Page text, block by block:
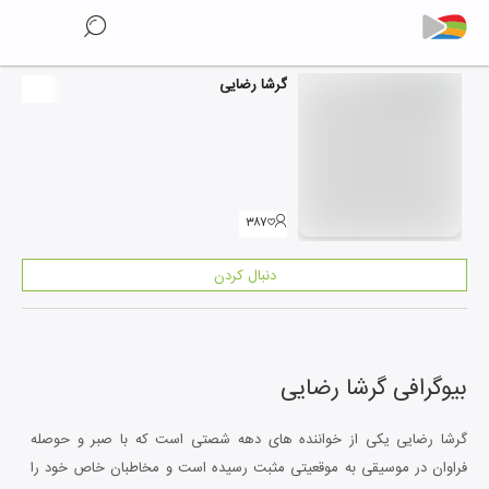
گرشا رضایی
۳۸۷
دنبال کردن
بیوگرافیگرشا رضایی
گرشا رضایی یکی از خواننده های دهه شصتی است که با صبر و حوصله
فراوان در موسیقی به موقعیتی مثبت رسیده است و مخاطبان خاص خود را